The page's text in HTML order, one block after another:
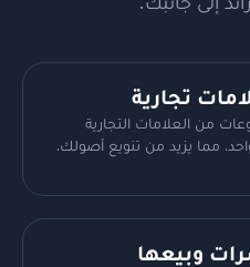
تجارية
من العلامات التجارية
مما يزيد من تنويع أصولك.
وبيعها